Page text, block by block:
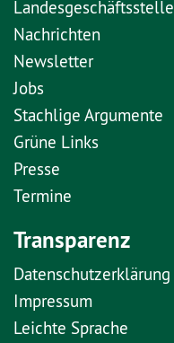
Landesgeschäftsstelle
Nachrichten
Newsletter
Jobs
Stachlige Argumente
Grüne Links
Presse
Termine
Transparenz
Datenschutzerklärung
Impressum
Leichte Sprache